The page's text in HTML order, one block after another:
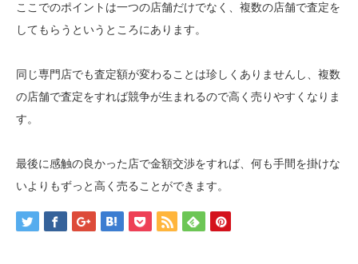
ここでのポイントは一つの店舗だけでなく、複数の店舗で査定を
してもらうというところにあります。
同じ専門店でも査定額が変わることは珍しくありませんし、複数
の店舗で査定をすれば競争が生まれるので高く売りやすくなりま
す。
最後に感触の良かった店で金額交渉をすれば、何も手間を掛けな
いよりもずっと高く売ることができます。